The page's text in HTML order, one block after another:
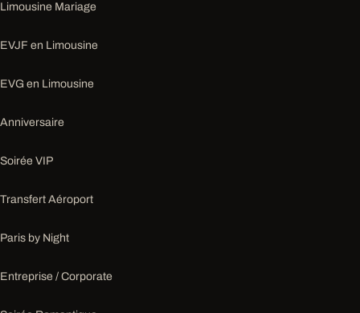
Limousine Mariage
EVJF en Limousine
EVG en Limousine
Anniversaire
Soirée VIP
Transfert Aéroport
Paris by Night
Entreprise / Corporate